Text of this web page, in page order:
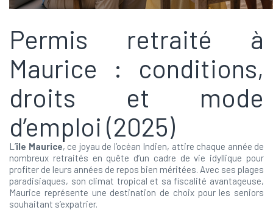
Permis retraité à
Maurice : conditions,
droits et mode
d’emploi (2025)
L’île Maurice, ce joyau de l’océan Indien, attire chaque année de
nombreux retraités en quête d’un cadre de vie idyllique pour
profiter de leurs années de repos bien méritées. Avec ses plages
paradisiaques, son climat tropical et sa fiscalité avantageuse,
Maurice représente une destination de choix pour les seniors
souhaitant s’expatrier.